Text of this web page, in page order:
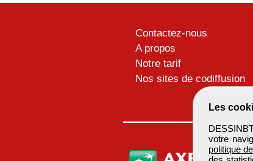
Les
votre
politique
Contactez-nous
A propos
Notre tarif
Nos sites de codiffusion